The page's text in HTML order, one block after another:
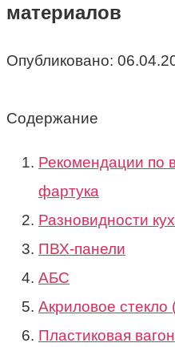
материалов
Опубликовано:
Содержание
Рекомендации по
фартука
Разновидности
ПВХ-панели
АБС
Акриловое стекло
Пластиковая